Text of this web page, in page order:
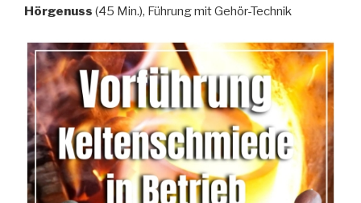
Hörgenuss (45 Min.), Führung mit Gehör-Technik